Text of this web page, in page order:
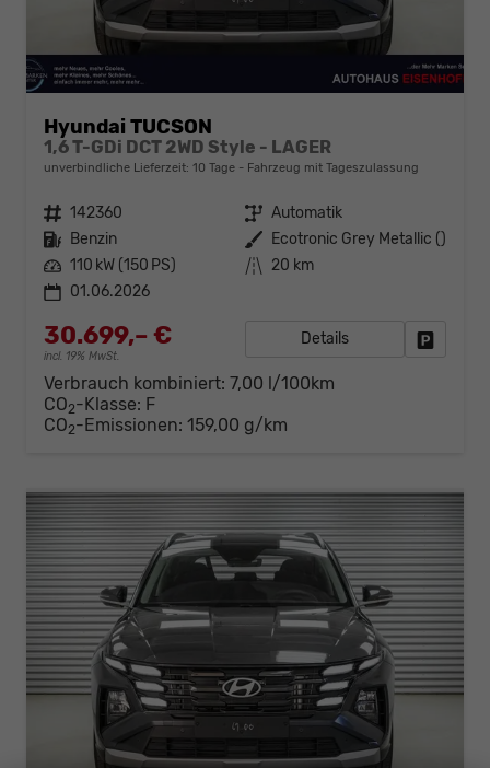
Hyundai TUCSON
1,6 T-GDi DCT 2WD Style - LAGER
unverbindliche Lieferzeit: 10 Tage Fahrzeug mit Tageszulassung
Fahrzeugnr. 142360 Getriebe Automatik
Kraftstoff Benzin Außenfarbe Ecotronic Grey Metallic ()
Leistung 110 kW (150 PS) Kilometerstand 20 km
01.06.2026
30.699,– €
incl. 19% MwSt.
Details
Verbrauch kombiniert: 7,00 l/100km
CO2-Klasse: F
CO2-Emissionen: 159,00 g/km